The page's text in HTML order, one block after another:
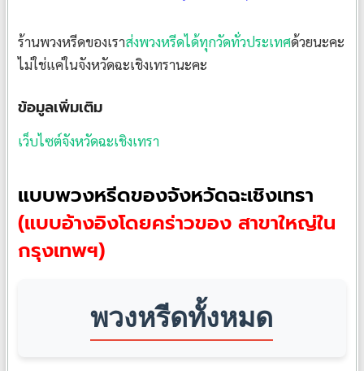
ร้านพวงหรีดของเราส่งพวงหรีดได้ทุกวัดทั่วประเทศด้วยนะคะ
ไม่ใช่แค่ในจังหวัดฉะเชิงเทรานะคะ
ข้อมูลเพิ่มเติม
เว็บไซต์จังหวัดฉะเชิงเทรา
แบบพวงหรีดของจังหวัดฉะเชิงเทรา
(แบบอ้างอิงโดยคร่าวของ สาขาใหญ่ใน
กรุงเทพฯ)
พวงหรีดทั้งหมด